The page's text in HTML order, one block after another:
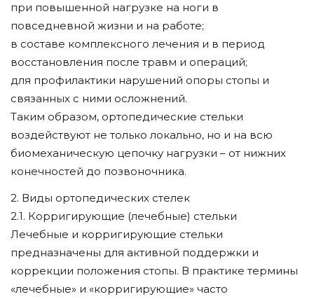
при повышенной нагрузке на ноги в
повседневной жизни и на работе;
в составе комплексного лечения и в период
восстановления после травм и операций;
для профилактики нарушений опоры стопы и
связанных с ними осложнений.
Таким образом, ортопедические стельки
воздействуют не только локально, но и на всю
биомеханическую цепочку нагрузки – от нижних
конечностей до позвоночника.
2. Виды ортопедических стелек
2.1. Корригирующие (лечебные) стельки
Лечебные и корригирующие стельки
предназначены для активной поддержки и
коррекции положения стопы. В практике термины
«лечебные» и «корригирующие» часто